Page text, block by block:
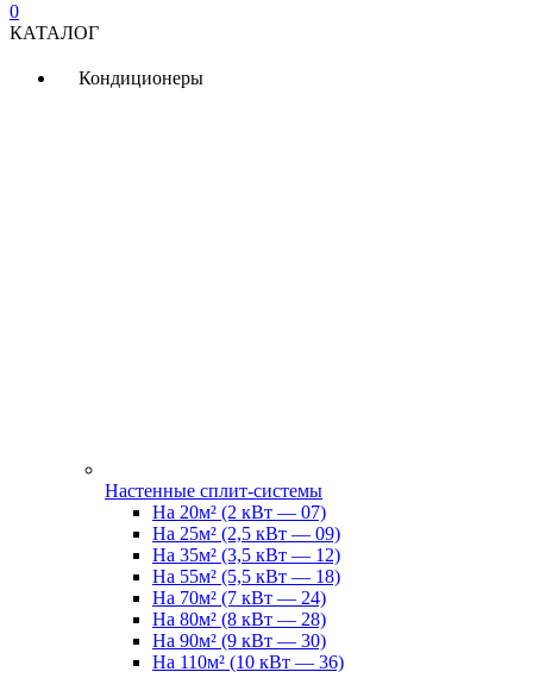
0
КАТАЛОГ
Кондиционеры
Настенные сплит-системы
На 20м² (2 кВт — 07)
На 25м² (2,5 кВт — 09)
На 35м² (3,5 кВт — 12)
На 55м² (5,5 кВт — 18)
На 70м² (7 кВт — 24)
На 80м² (8 кВт — 28)
На 90м² (9 кВт — 30)
На 110м² (10 кВт — 36)